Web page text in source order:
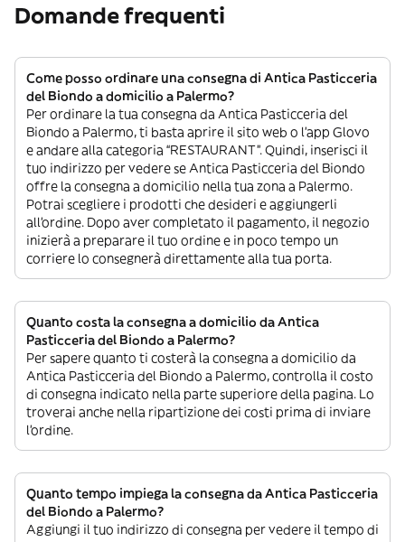
Domande frequenti
Come posso ordinare una consegna di Antica Pasticceria
del Biondo a domicilio a Palermo?
Per ordinare la tua consegna da Antica Pasticceria del
Biondo a Palermo, ti basta aprire il sito web o l’app Glovo
e andare alla categoria “RESTAURANT”. Quindi, inserisci il
tuo indirizzo per vedere se Antica Pasticceria del Biondo
offre la consegna a domicilio nella tua zona a Palermo.
Potrai scegliere i prodotti che desideri e aggiungerli
all’ordine. Dopo aver completato il pagamento, il negozio
inizierà a preparare il tuo ordine e in poco tempo un
corriere lo consegnerà direttamente alla tua porta.
Quanto costa la consegna a domicilio da Antica
Pasticceria del Biondo a Palermo?
Per sapere quanto ti costerà la consegna a domicilio da
Antica Pasticceria del Biondo a Palermo, controlla il costo
di consegna indicato nella parte superiore della pagina. Lo
troverai anche nella ripartizione dei costi prima di inviare
l’ordine.
Quanto tempo impiega la consegna da Antica Pasticceria
del Biondo a Palermo?
Aggiungi il tuo indirizzo di consegna per vedere il tempo di